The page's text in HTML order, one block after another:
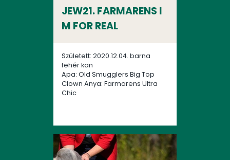
JEW21. FARMARENS I
M FOR REAL
Született: 2020.12.04. barna
fehér kan
Apa: Old Smugglers Big Top
Clown Anya: Farmarens Ultra
Chic